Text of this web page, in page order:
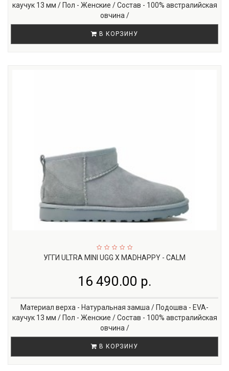
каучук 13 мм / Пол - Женские / Состав - 100% австралийская
овчина /
В КОРЗИНУ
УГГИ ULTRA MINI UGG X MADHAPPY - CALM
16 490.00 р.
Материал верха - Натуральная замша / Подошва - EVA-
каучук 13 мм / Пол - Женские / Состав - 100% австралийская
овчина /
В КОРЗИНУ